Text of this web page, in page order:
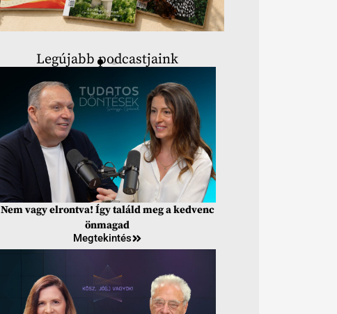
Legújabb podcastjaink
Nem vagy elrontva! Így találd meg a kedvenc
önmagad
Megtekintés